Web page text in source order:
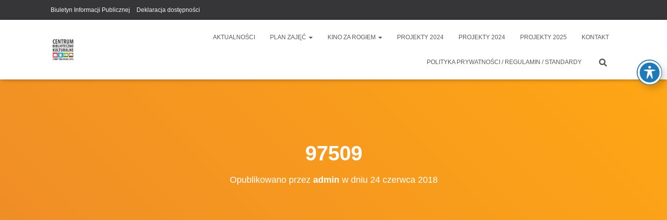
Biuletyn Informacji Publicznej Deklaracja dostępności
AKTUALNOŚCI PLAN ZAJĘĆ KINO ZA ROGIEM PROJEKTY 2024 PROJEKTY 2024 PROJEKTY 2025 KONTAKT
POLITYKA PRYWATNOŚCI / REGULAMIN / STANDARDY
97509
Opublikowano przez admin w dniu 24 czerwca 2018